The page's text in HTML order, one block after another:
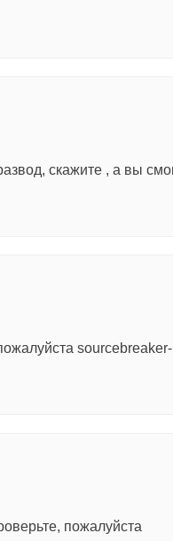
скажите , а вы
пожалуйста